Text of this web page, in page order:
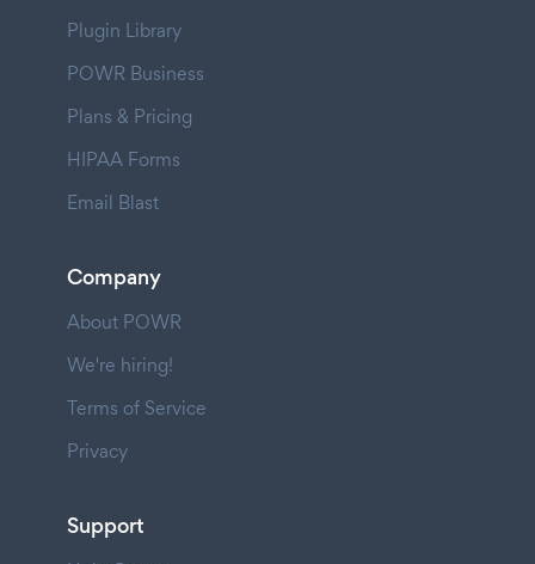
Plugin Library
POWR Business
Plans & Pricing
HIPAA Forms
Email Blast
Company
About POWR
We're hiring!
Terms of Service
Privacy
Support